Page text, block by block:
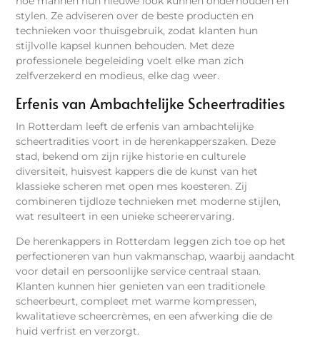
stylen. Ze adviseren over de beste producten en
technieken voor thuisgebruik, zodat klanten hun
stijlvolle kapsel kunnen behouden. Met deze
professionele begeleiding voelt elke man zich
zelfverzekerd en modieus, elke dag weer.
Erfenis van Ambachtelijke Scheertradities
In Rotterdam leeft de erfenis van ambachtelijke
scheertradities voort in de herenkapperszaken. Deze
stad, bekend om zijn rijke historie en culturele
diversiteit, huisvest kappers die de kunst van het
klassieke scheren met open mes koesteren. Zij
combineren tijdloze technieken met moderne stijlen,
wat resulteert in een unieke scheerervaring.
De herenkappers in Rotterdam leggen zich toe op het
perfectioneren van hun vakmanschap, waarbij aandacht
voor detail en persoonlijke service centraal staan.
Klanten kunnen hier genieten van een traditionele
scheerbeurt, compleet met warme kompressen,
kwalitatieve scheercrèmes, en een afwerking die de
huid verfrist en verzorgt.